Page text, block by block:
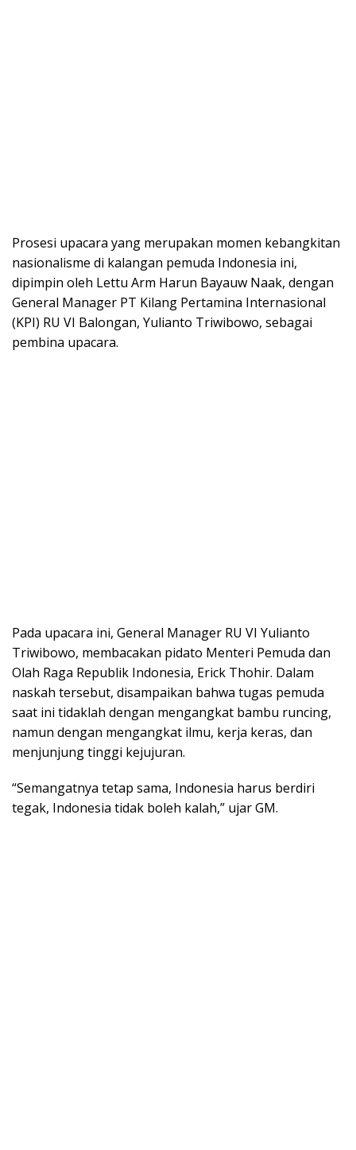
Prosesi upacara yang merupakan momen kebangkitan
nasionalisme di kalangan pemuda Indonesia ini,
dipimpin oleh Lettu Arm Harun Bayauw Naak, dengan
General Manager PT Kilang Pertamina Internasional
(KPI) RU VI Balongan, Yulianto Triwibowo, sebagai
pembina upacara.
Pada upacara ini, General Manager RU VI Yulianto
Triwibowo, membacakan pidato Menteri Pemuda dan
Olah Raga Republik Indonesia, Erick Thohir. Dalam
naskah tersebut, disampaikan bahwa tugas pemuda
saat ini tidaklah dengan mengangkat bambu runcing,
namun dengan mengangkat ilmu, kerja keras, dan
menjunjung tinggi kejujuran.
“Semangatnya tetap sama, Indonesia harus berdiri
tegak, Indonesia tidak boleh kalah,” ujar GM.